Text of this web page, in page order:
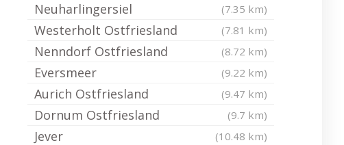
Neuharlingersiel (7.35 km)
Westerholt Ostfriesland (7.81 km)
Nenndorf Ostfriesland (8.72 km)
Eversmeer (9.22 km)
Aurich Ostfriesland (9.47 km)
Dornum Ostfriesland (9.7 km)
Jever (10.48 km)